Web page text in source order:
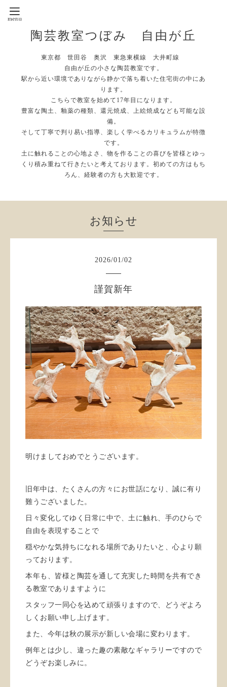
陶芸教室つぼみ 自由が丘
東京都 世田谷 奥沢 東急東横線 大井町線
自由が丘の小さな陶芸教室です。
駅から近い環境でありながら静かで落ち着いた住宅街の中にあ
ります。
こちらで教室を始めて17年目になります。
豊富な陶土、釉薬の種類、還元焼成、上絵焼成なども可能な設
備。
そして丁寧で判り易い指導、楽しく学べるカリキュラムが特徴
です。
土に触れることの心地よさ、物を作ることの喜びを皆様とゆっ
くり積み重ねて行きたいと考えております。初めての方はもち
ろん、経験者の方も大歓迎です。
お知らせ
2026/01/02
謹賀新年
明けましておめでとうございます。
旧年中は、たくさんの方々にお世話になり、誠に有り
難うございました。
日々変化してゆく日常に中で、土に触れ、手のひらで
自由を表現することで
穏やかな気持ちになれる場所でありたいと、心より願
っております。
本年も、皆様と陶芸を通して充実した時間を共有でき
る教室でありますように
スタッフ一同心を込めて頑張りますので、どうぞよろ
しくお願い申し上げます。
また、今年は秋の展示が新しい会場に変わります。
例年とは少し、違った趣の素敵なギャラリーですので
どうぞお楽しみに。